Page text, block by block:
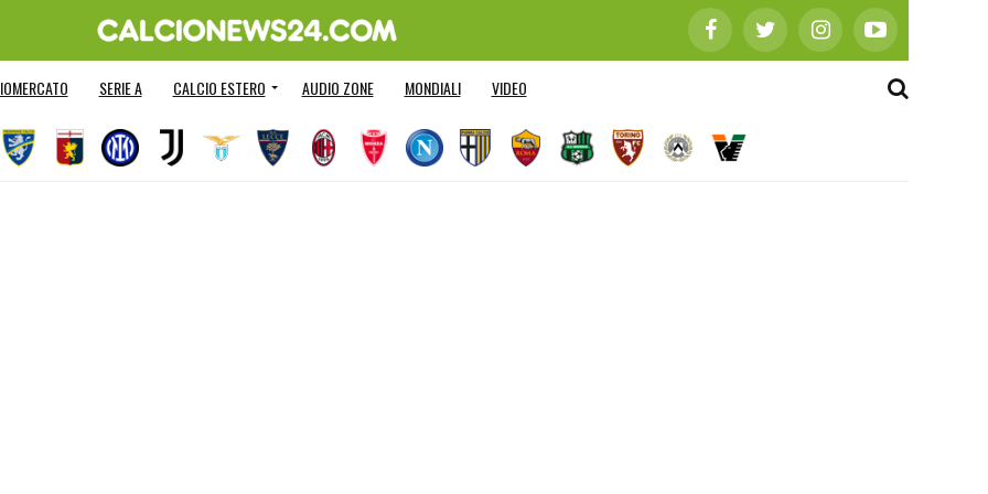
SERIE A CALCIO ESTERO AUDIO ZONE MONDIALI VIDEO